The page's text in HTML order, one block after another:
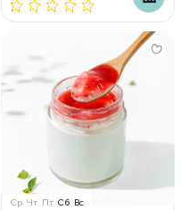
Ср Чт Пт Сб Вс